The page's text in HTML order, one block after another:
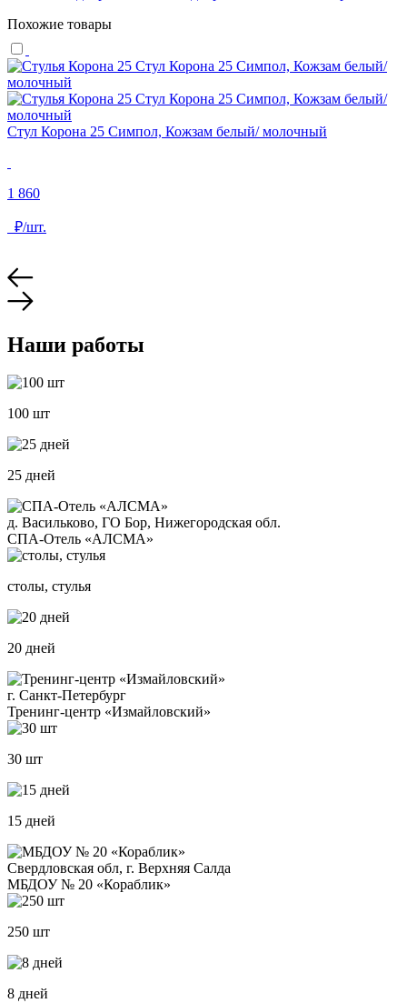
Похожие товары
Стул Корона 25 Симпол, Кожзам белый/ молочный
1 860
₽/шт.
Наши работы
100 шт
25 дней
д. Васильково, ГО Бор, Нижегородская обл.
СПА-Отель «АЛСМА»
столы, стулья
20 дней
г. Санкт-Петербург
Тренинг-центр «Измайловский»
30 шт
15 дней
Свердловская обл, г. Верхняя Салда
МБДОУ № 20 «Кораблик»
250 шт
8 дней